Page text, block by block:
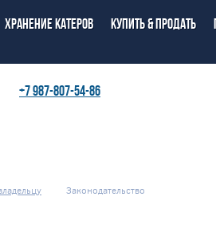
Хранение катеров Купить & продать
+7 987-807-54-86
Законодательство